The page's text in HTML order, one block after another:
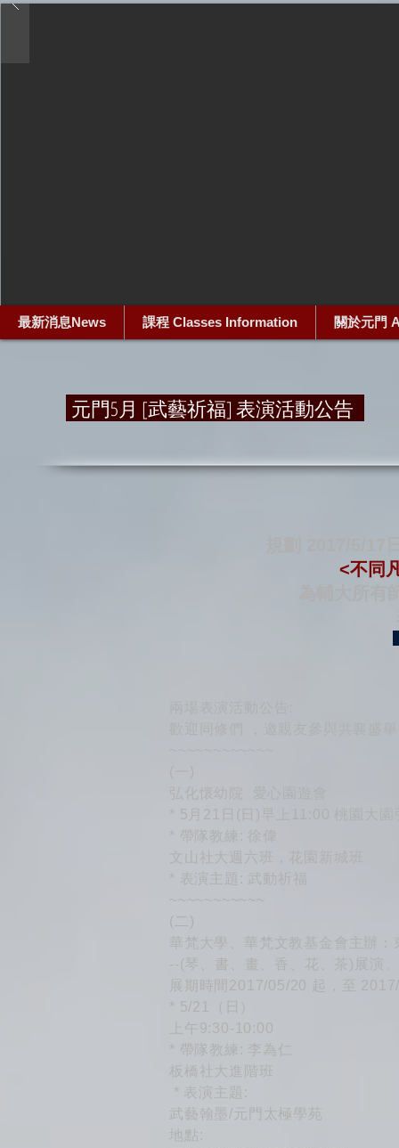
最新消息News 課程 Classes Information 關於元門
元門5月 [武藝祈福] 表演活動公告
<不同
弘化懷幼院 愛心園遊會
* 5月21日(日)早上11:00 桃園大園
* 帶隊教練: 徐偉
文山社大週六班，花園新城班
* 表演主題: 武動祈福
~~~~~~~~~~~
(二)
華梵大學、華梵文教基金會主辦
--(琴、書、畫、香、花、茶)展演。
展期時間2017/05/20 起，至
* 5/21（日）
上午9:30-10:00
* 帶隊教練: 李為仁
板橋社大進階班
* 表演主題:
武藝翰墨/元門太極學苑
地點: